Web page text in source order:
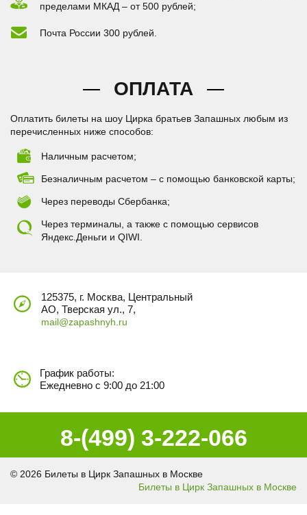
пределами МКАД – от 500 рублей;
Почта России 300 рублей.
ОПЛАТА
Оплатить билеты на шоу Цирка братьев Запашных любым из
перечисленных ниже способов:
Наличным расчетом;
Безналичным расчетом – с помощью банковской карты;
Через переводы Сбербанка;
Через терминалы, а также с помощью сервисов
Яндекс.Деньги и QIWI.
125375, г. Москва, Центральный
АО, Тверская ул., 7,
mail@zapashnyh.ru
График работы:
Ежедневно с 9:00 до 21:00
8-(499) 3-222-066
© 2026 Билеты в Цирк Запашных в Москве
Билеты в Цирк Запашных в Москве